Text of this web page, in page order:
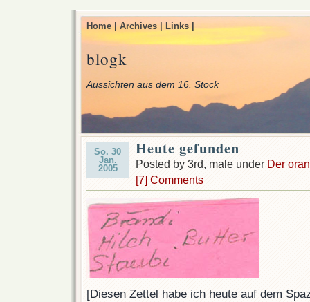
Home | Archives | Links |
blogk
Aussichten aus dem 16. Stock
So. 30
Jan.
2005
Heute gefunden
Posted by 3rd, male under Der
[7] Comments
[Diesen Zettel habe ich heute auf dem